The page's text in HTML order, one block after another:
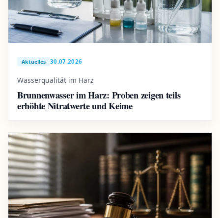
Aktuelles 30.07.2026
Wasserqualität im Harz
Brunnenwasser im Harz: Proben zeigen teils
erhöhte Nitratwerte und Keime